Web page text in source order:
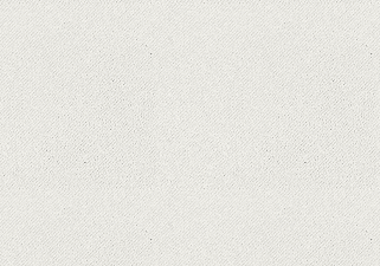
Curtea Supremă reglementează în
favoarea Google în Oracle Java
Fight
Zvon: aplicațiile Google nu se mai
pot instala pe terminalele Huawei
cu procesoare Kirin